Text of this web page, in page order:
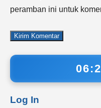
peramban ini untuk
Log In